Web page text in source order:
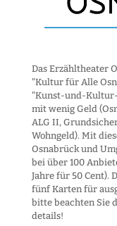
Das Erzähltheater
"Kultur für Alle
"Kunst-und-
mit wenig Geld
ALG II,
Wohngeld). Mit
Osnabrück und
bei über 100
Jahre für 50 Cent).
fünf Karten für
bitte beachten Sie
details!